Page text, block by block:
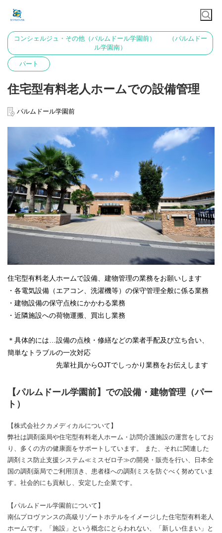
コンシェルジュ・その他（パルムドール学園前） （パルムドー
ル学園南）
パート
住宅型有料老人ホームでの設備管理
パルムドール学園前
住宅型有料老人ホームで設備、建物管理の業務をお願いします
・各電気設備（エアコン、洗濯機等）の保守管理全般に係る業務
・建物設備の保守点検にかかわる業務
・近隣施設への荷物運搬、買出し業務
＊具体的には…設備の点検・修繕などの業者手配及び立ち合い、
簡単なトラブルの一次対応
先輩社員からOJTでしっかり業務をお伝えします
【パルムドール学園前】での設備・建物管理（パー
ト）
【株式会社クカメディカルについて】
弊社は調剤薬局や住宅型有料老人ホーム・訪問介護施設の運営をしてお
り、多くの方の健康面をサポートしています。 また、それに関連した
調剤ミス防止支援システム≪ミスゼロ子≫の開発・販売を行い、日本全
国の調剤薬局でご利用頂き、患者様への調剤ミスを防ぐべく努めていま
す。社会的にも貢献し、安定した企業です。
【パルムドール学園前について】
南仏プロヴァンスの高級リゾートホテルをイメージした住宅型有料老人
ホームです。「施設」という概念にとらわれない、「新しい住まい」と